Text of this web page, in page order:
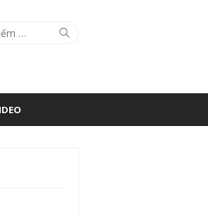
Search